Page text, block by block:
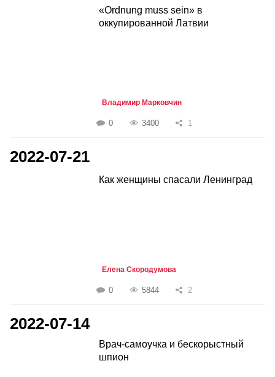
«Ordnung muss sein» в
оккупированной Латвии
Владимир Марковчин
0 3400 1
2022-07-21
Как женщины спасали Ленинград
Елена Скородумова
0 5844 2
2022-07-14
Врач-самоучка и бескорыстный
шпион